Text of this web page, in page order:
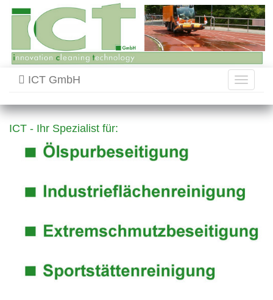
Toggle
ICT GmbH
ICT - Ihr Spezialist für: